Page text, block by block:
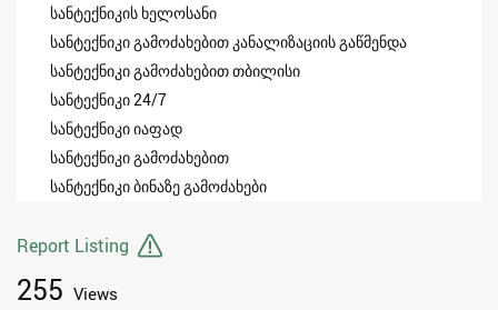
სანტექნიკის ხელოსანი
სანტექნიკი გამოძახებით კანალიზაციის გაწმენდა
სანტექნიკი გამოძახებით თბილისი
სანტექნიკი 24/7
სანტექნიკი იაფად
სანტექნიკი გამოძახებით
სანტექნიკი ბინაზე გამოძახები
Report Listing
255 Views